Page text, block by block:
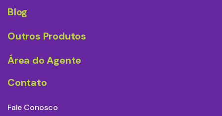
Blog
Outros Produtos
Área do Agente
Contato
Fale Conosco